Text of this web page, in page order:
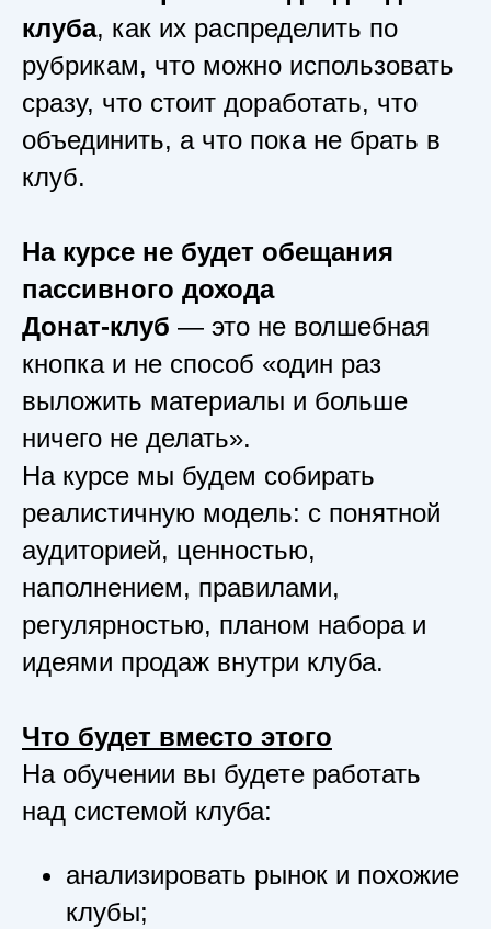
клуба, как их распределить по
рубрикам, что можно использовать
сразу, что стоит доработать, что
объединить, а что пока не брать в
клуб.
На курсе не будет обещания
пассивного дохода
Донат-клуб — это не волшебная
кнопка и не способ «один раз
выложить материалы и больше
ничего не делать».
На курсе мы будем собирать
реалистичную модель: с понятной
аудиторией, ценностью,
наполнением, правилами,
регулярностью, планом набора и
идеями продаж внутри клуба.
Что будет вместо этого
На обучении вы будете работать
над системой клуба:
анализировать рынок и похожие
клубы;